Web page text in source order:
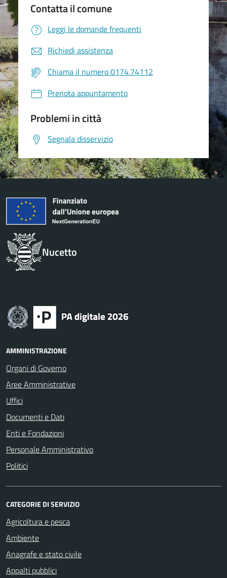
Contatta il comune
Leggi le domande frequenti
Richiedi assistenza
Chiama il numero 0174.74112
Prenota appuntamento
Problemi in città
Segnala disservizio
Nucetto
AMMINISTRAZIONE
Organi di Governo
Aree Amministrative
Uffici
Documenti e Dati
Enti e Fondazioni
Personale Amministrativo
Politici
CATEGORIE DI SERVIZIO
Agricoltura e pesca
Ambiente
Anagrafe e stato civile
Appalti pubblici